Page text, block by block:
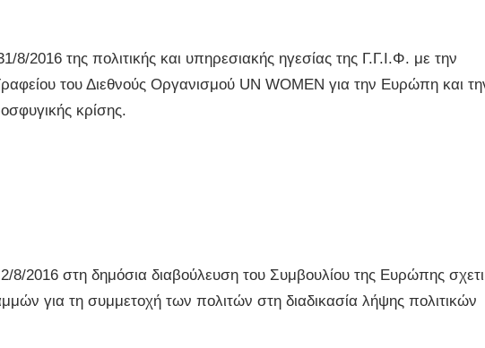
της πολιτικής και υπηρεσιακής ηγεσίας της Γ.Γ.Ι.Φ. με την
του Διεθνούς Οργανισμού UN WOMEN για την Ευρώπη και
κρίσης.
2016 στη δημόσια διαβούλευση του Συμβουλίου της Ευρώπης
για τη συμμετοχή των πολιτών στη διαδικασία λήψης πολιτικών